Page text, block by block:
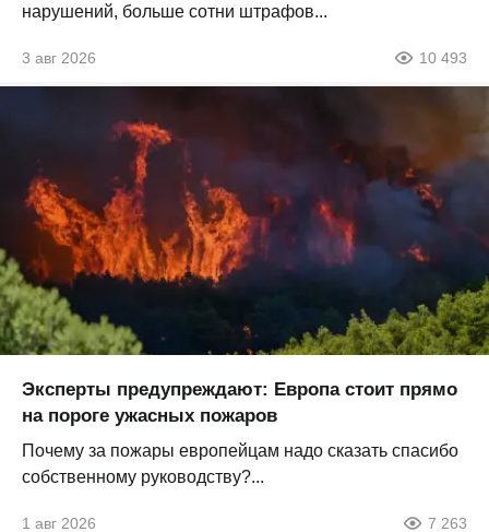
нарушений, больше сотни штрафов...
3 авг 2026 10 493
Эксперты предупреждают: Европа стоит прямо
на пороге ужасных пожаров
Почему за пожары европейцам надо сказать спасибо
собственному руководству?...
1 авг 2026 7 263